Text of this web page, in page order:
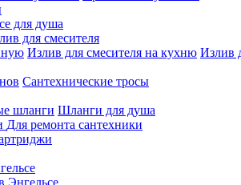
для душа
для смесителя
Излив для смесителя на кухню Излив
Сантехнические тросы
шланги Шланги для душа
Для ремонта сантехники
Энгельсе